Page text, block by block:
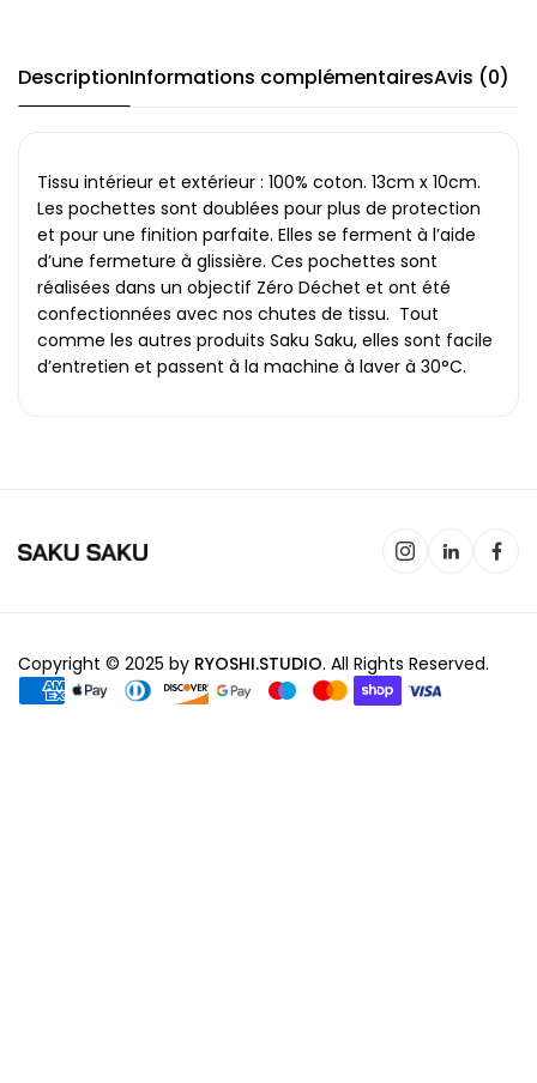
DescriptionInformations complémentairesAvis (0)
Tissu intérieur et extérieur : 100% coton. 13cm x 10cm.
Les pochettes sont doublées pour plus de protection
et pour une finition parfaite. Elles se ferment à l’aide
d’une fermeture à glissière. Ces pochettes sont
réalisées dans un objectif Zéro Déchet et ont été
confectionnées avec nos chutes de tissu. Tout
comme les autres produits Saku Saku, elles sont facile
d’entretien et passent à la machine à laver à 30°C.
Copyright © 2025 by RYOSHI.STUDIO. All Rights Reserved.